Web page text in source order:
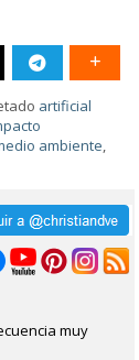
artificial
ambiente,
muy